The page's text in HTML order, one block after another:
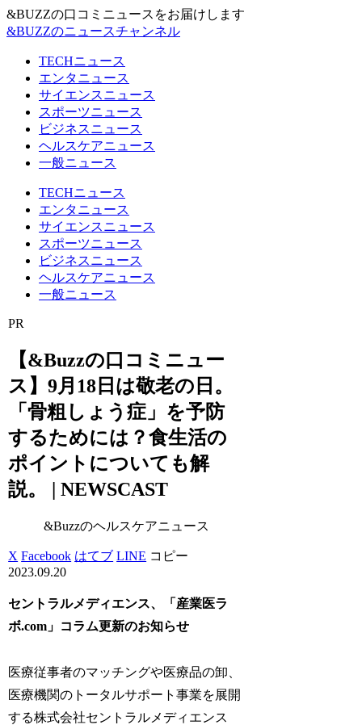
&BUZZの口コミニュースをお届けします
&BUZZのニュースチャンネル
TECHニュース
エンタニュース
サイエンスニュース
スポーツニュース
ビジネスニュース
ヘルスケアニュース
一般ニュース
TECHニュース
エンタニュース
サイエンスニュース
スポーツニュース
ビジネスニュース
ヘルスケアニュース
一般ニュース
PR
【&Buzzの口コミニュー
ス】9月18日は敬老の日。
「骨粗しょう症」を予防
するためには？食生活の
ポイントについても解
説。 | NEWSCAST
&Buzzのヘルスケアニュース
X Facebook はてブ LINE コピー
2023.09.20
セントラルメディエンス、「産業医ラ
ボ.com」コラム更新のお知らせ
医療従事者のマッチングや医療品の卸、
医療機関のトータルサポート事業を展開
する株式会社セントラルメディエンス